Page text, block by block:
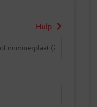
Hulp